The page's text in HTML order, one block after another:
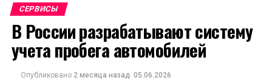
СЕРВИСЫ
В России разрабатывают систему
учета пробега автомобилей
Опубликовано 2 месяца назад 05.06.2026